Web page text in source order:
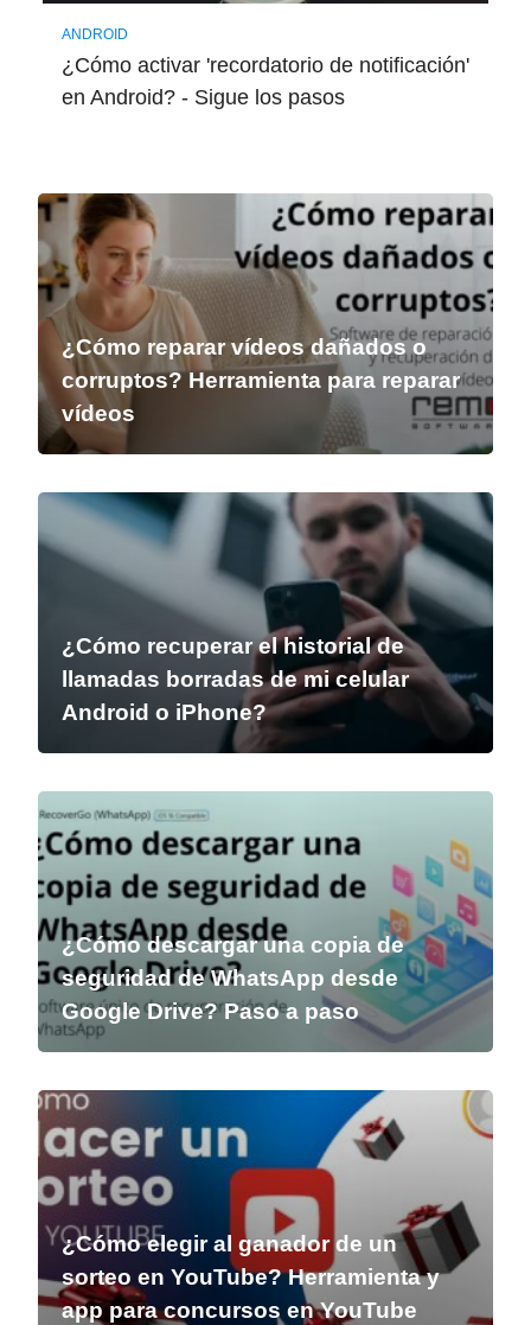
ANDROID
¿Cómo activar 'recordatorio de notificación'
en Android? - Sigue los pasos
¿Cómo reparar vídeos dañados o
corruptos? Herramienta para reparar
vídeos
¿Cómo recuperar el historial de
llamadas borradas de mi celular
Android o iPhone?
¿Cómo descargar una copia de
seguridad de WhatsApp desde
Google Drive? Paso a paso
¿Cómo elegir al ganador de un
sorteo en YouTube? Herramienta y
app para concursos en YouTube